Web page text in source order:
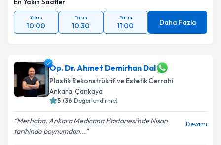
En Yakın Saatler
Yarın
10:00
Yarın
10:30
Yarın
11:00 Daha Fazla
Op. Dr. Ahmet Demirhan Dal
Plastik Rekonstrüktif ve Estetik Cerrahi
Ankara, Çankaya
5 (36 Değerlendirme)
Merhaba, Ankara Medicana Hastanesi’nde Nisan
tarihinde boynumdan...
Devamı